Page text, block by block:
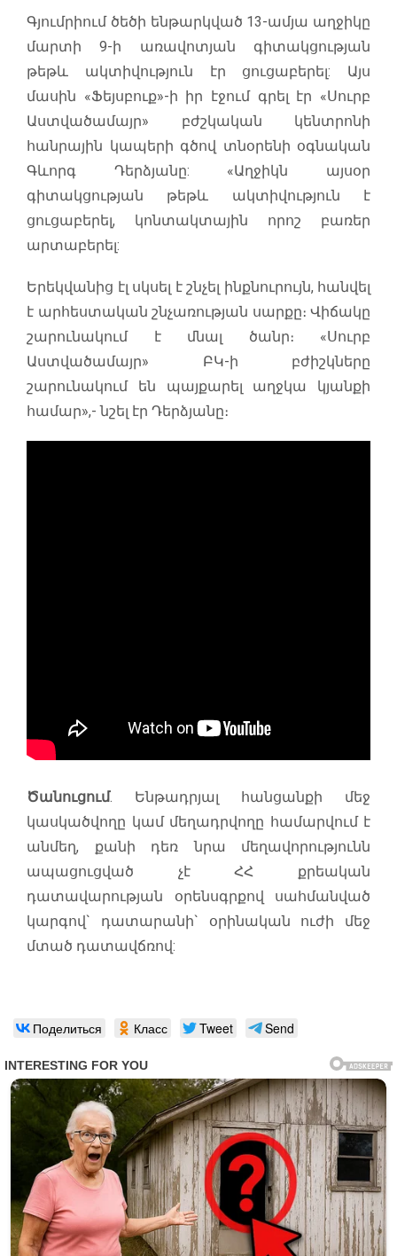
Գյումրիում ծեծի ենթարկված 13-ամյա աղջիկը
մարտի 9-ի առավոտյան գիտակցության
թեթև ակտիվություն էր ցուցաբերել: Այս
մասին «Ֆեյսբուք»-ի իր էջում գրել էր «Սուրբ
Աստվածամայր» բժշկական կենտրոնի
հանրային կապերի գծով տնօրենի օգնական
Գևորգ Դերձյանը: «Աղջիկն այսօր
գիտակցության թեթև ակտիվություն է
ցուցաբերել, կոնտակտային որոշ բառեր
արտաբերել:
Երեկվանից էլ սկսել է շնչել ինքնուրույն, հանվել
է արհեստական շնչառության սարքը։ Վիճակը
շարունակում է մնալ ծանր։ «Սուրբ
Աստվածամայր» ԲԿ-ի բժիշկները
շարունակում են պայքարել աղջկա կյանքի
համար»,- նշել էր Դերձյանը։
Ծանուցում. Ենթադրյալ հանցանքի մեջ
կասկածվողը կամ մեղադրվողը համարվում է
անմեղ, քանի դեռ նրա մեղավորությունն
ապացուցված չէ ՀՀ քրեական
դատավարության օրենսգրքով սահմանված
կարգով` դատարանի` օրինական ուժի մեջ
մտած դատավճռով:
Поделиться Класс Tweet Send